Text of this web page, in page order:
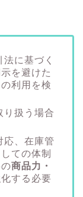
に基づく
を避けた
の利用を検
り扱う場合
応、在庫管
ての体制
商品力・
する必要